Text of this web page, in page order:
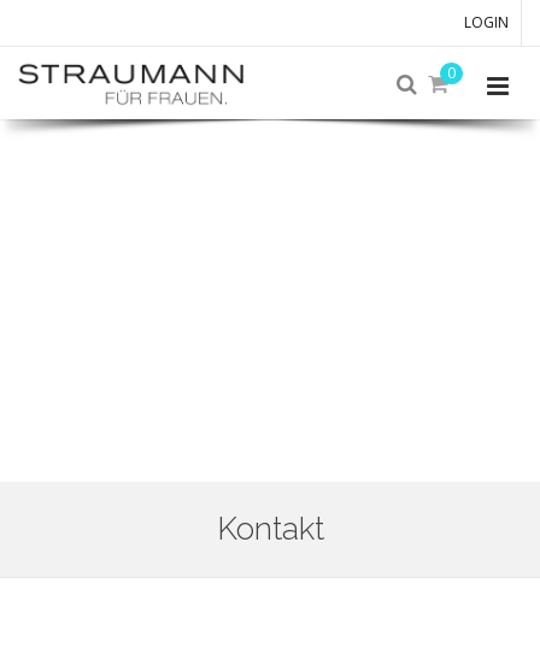
LOGIN
0
Kontakt